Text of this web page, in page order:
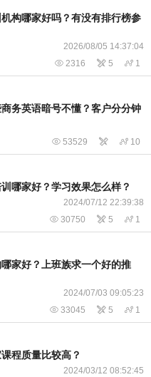
构哪家好吗？有没有排行榜参
2026/08/05 14:37:04
 2316  5  1
商务英语暗号不懂？客户分分钟
 53529   10
哪家好？学习效果怎么样？
2024/07/12 22:39:38
 30750  5  1
家好？上班族求一个好的推
2024/07/03 09:05:23
 33045  5  1
程质量比较高？
2024/03/12 08:52:45